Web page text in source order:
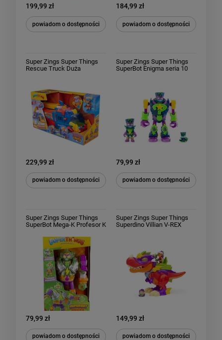
199,99 zł
powiadom o dostępności
184,99 zł
powiadom o dostępności
Super Zings Super Things
Rescue Truck Duża
229,99 zł
powiadom o dostępności
Super Zings Super Things
SuperBot Enigma seria 10
79,99 zł
powiadom o dostępności
Super Zings Super Things
SuperBot Mega-K Profesor K
79,99 zł
powiadom o dostępności
Super Zings Super Things
Superdino Villian V-REX
149,99 zł
powiadom o dostępności